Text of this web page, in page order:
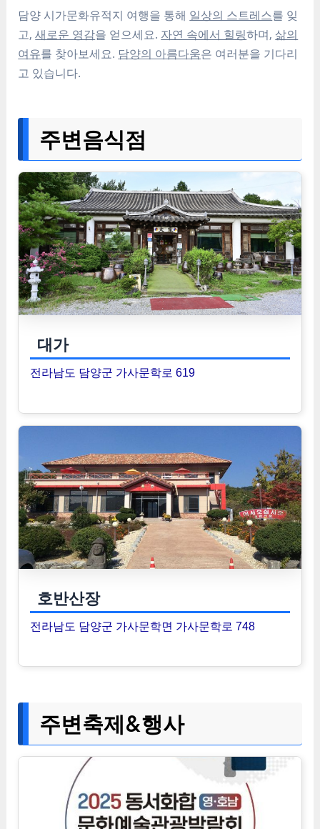
담양 시가문화유적지 여행을 통해 일상의 스트레스를 잊
고,새로운 영감을 얻으세요. 자연 속에서 힐링하며, 삶의
여유를 찾아보세요. 담양의 아름다움은 여러분을 기다리
고 있습니다.
주변음식점
대가
전라남도 담양군 가사문학로 619
호반산장
전라남도 담양군 가사문학면 가사문학로 748
주변축제&행사